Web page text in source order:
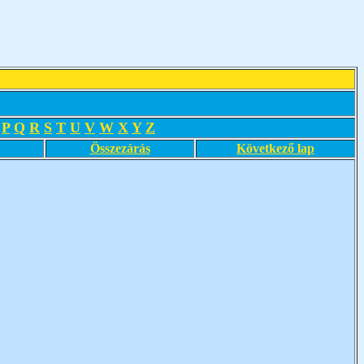
P Q R S T U V W X Y Z
Összezárás Következő lap